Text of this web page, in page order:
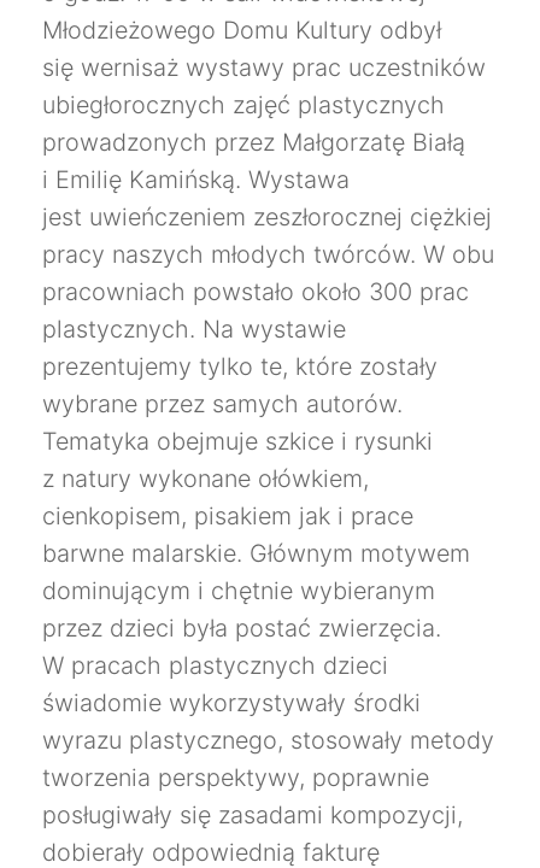
Młodzieżowego Domu Kultury odbył
się wernisaż wystawy prac uczestników
ubiegłorocznych zajęć plastycznych
prowadzonych przez Małgorzatę Białą
i Emilię Kamińską. Wystawa
jest uwieńczeniem zeszłorocznej ciężkiej
pracy naszych młodych twórców. W obu
pracowniach powstało około 300 prac
plastycznych. Na wystawie
prezentujemy tylko te, które zostały
wybrane przez samych autorów.
Tematyka obejmuje szkice i rysunki
z natury wykonane ołówkiem,
cienkopisem, pisakiem jak i prace
barwne malarskie. Głównym motywem
dominującym i chętnie wybieranym
przez dzieci była postać zwierzęcia.
W pracach plastycznych dzieci
świadomie wykorzystywały środki
wyrazu plastycznego, stosowały metody
tworzenia perspektywy, poprawnie
posługiwały się zasadami kompozycji,
dobierały odpowiednią fakturę